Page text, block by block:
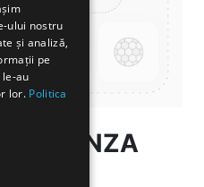
BRANZA
ului nostru
și analiză,
pe
au
lor. Politica